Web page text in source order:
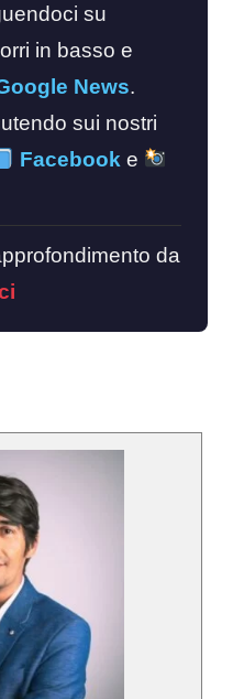
su
in basso e
News.
sui nostri
Facebook e
da